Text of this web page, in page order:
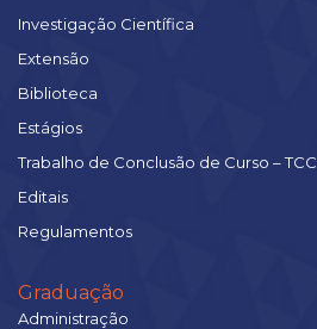
Investigação Científica
Extensão
Biblioteca
Estágios
Trabalho de Conclusão de Curso – TCC
Editais
Regulamentos
Graduação
Administração